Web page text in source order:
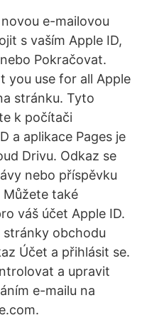
e-mailovou
s vaším Apple ID,
Pokračovat.
you use for all Apple
stránku. Tyto
k počítači
a aplikace Pages je
Drivu. Odkaz se
nebo příspěvku
Můžete také
váš účet Apple ID.
obchodu
Účet a přihlásit se.
a upravit
e-mailu na